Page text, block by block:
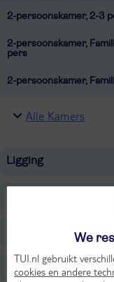
2-persoonskamer, 2-3
2-persoonskamer,
pers
2-persoonskamer,
Alle Kamers
Ligging
Restaurants/Bars
Zwembaden
We
TUI.nl gebruikt
cookies en andere